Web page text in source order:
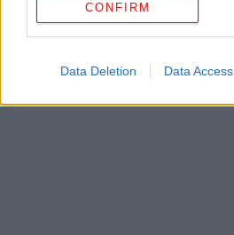
CONFIRM
Data Deletion Data Access